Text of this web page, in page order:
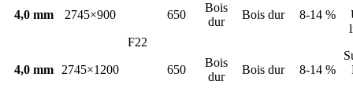
F22
4,0 mm 2745×900 650
Bois
dur
Bois dur 8-14 %
4,0 mm 2745×1200 650
Bois
dur
Bois dur 8-14 %